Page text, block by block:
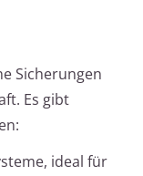
Sicherungen
Es gibt
ideal für